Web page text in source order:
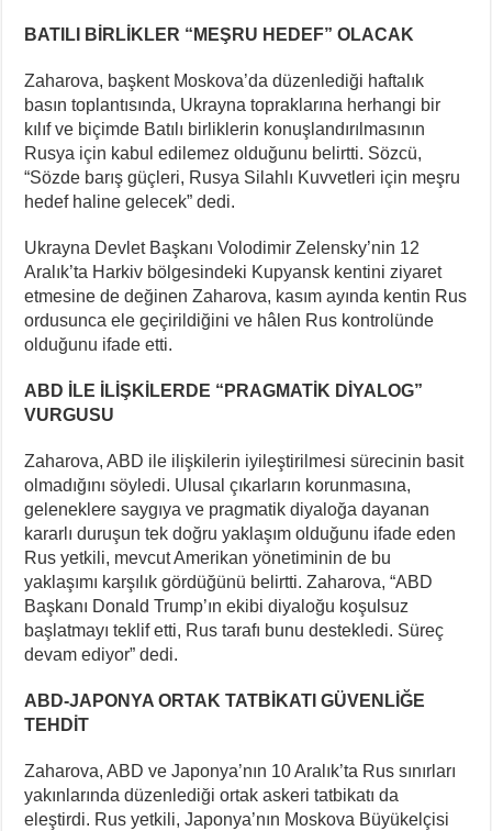
BATILI BİRLİKLER “MEŞRU HEDEF” OLACAK
Zaharova, başkent Moskova’da düzenlediği haftalık
basın toplantısında, Ukrayna topraklarına herhangi bir
kılıf ve biçimde Batılı birliklerin konuşlandırılmasının
Rusya için kabul edilemez olduğunu belirtti. Sözcü,
“Sözde barış güçleri, Rusya Silahlı Kuvvetleri için meşru
hedef haline gelecek” dedi.
Ukrayna Devlet Başkanı Volodimir Zelensky’nin 12
Aralık’ta Harkiv bölgesindeki Kupyansk kentini ziyaret
etmesine de değinen Zaharova, kasım ayında kentin Rus
ordusunca ele geçirildiğini ve hâlen Rus kontrolünde
olduğunu ifade etti.
ABD İLE İLİŞKİLERDE “PRAGMATİK DİYALOG”
VURGUSU
Zaharova, ABD ile ilişkilerin iyileştirilmesi sürecinin basit
olmadığını söyledi. Ulusal çıkarların korunmasına,
geleneklere saygıya ve pragmatik diyaloğa dayanan
kararlı duruşun tek doğru yaklaşım olduğunu ifade eden
Rus yetkili, mevcut Amerikan yönetiminin de bu
yaklaşımı karşılık gördüğünü belirtti. Zaharova, “ABD
Başkanı Donald Trump’ın ekibi diyaloğu koşulsuz
başlatmayı teklif etti, Rus tarafı bunu destekledi. Süreç
devam ediyor” dedi.
ABD-JAPONYA ORTAK TATBİKATI GÜVENLİĞE
TEHDİT
Zaharova, ABD ve Japonya’nın 10 Aralık’ta Rus sınırları
yakınlarında düzenlediği ortak askeri tatbikatı da
eleştirdi. Rus yetkili, Japonya’nın Moskova Büyükelçisi